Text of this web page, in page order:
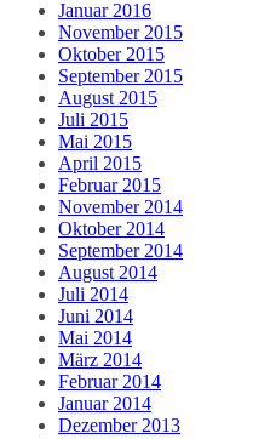
Januar 2016
November 2015
Oktober 2015
September 2015
August 2015
Juli 2015
Mai 2015
April 2015
Februar 2015
November 2014
Oktober 2014
September 2014
August 2014
Juli 2014
Juni 2014
Mai 2014
März 2014
Februar 2014
Januar 2014
Dezember 2013